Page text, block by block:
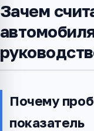
Зачем
Почему
показатель